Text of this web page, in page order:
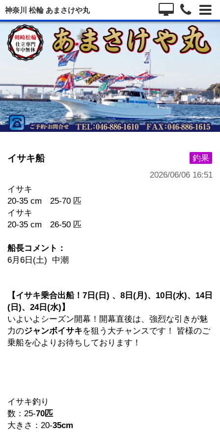
神奈川 松輪 あまさけや丸
釣果
イサキ船
2026/06/06 16:51
イサキ
20-35 cm 25-70 匹
イサキ
20-35 cm 26-50 匹
船長コメント：
6月6日(土) 中潮
【イサキ乗合出船！7日(日) 、8日(月)、10日(水)、14日
(日)、24日(水)】
いよいよシーズン開幕！開幕直後は、強烈な引きが魅
力のジャンボイサキを狙う大チャンスです！ 皆様のご
乗船を心よりお待ちしております！
イサキ釣り
数：25-70匹
大きさ：20-35cm